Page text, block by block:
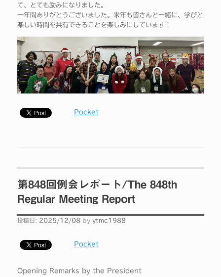
て、とても励みになりました。
一年間ありがとうございました。来年も皆さんと一緒に、学びと
楽しい時間を共有できることを楽しみにしています！
Pocket
第848回例会レポート/The 848th
Regular Meeting Report
投稿日: 2025/12/08 by ytmc1988
Pocket
Opening Remarks by the President